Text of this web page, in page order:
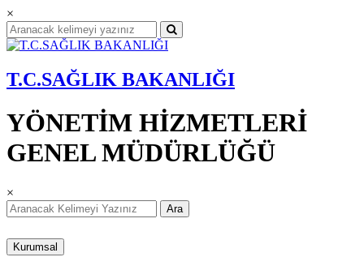
×
T.C.SAĞLIK BAKANLIĞI
YÖNETİM HİZMETLERİ
GENEL MÜDÜRLÜĞÜ
×
Ara
Kurumsal